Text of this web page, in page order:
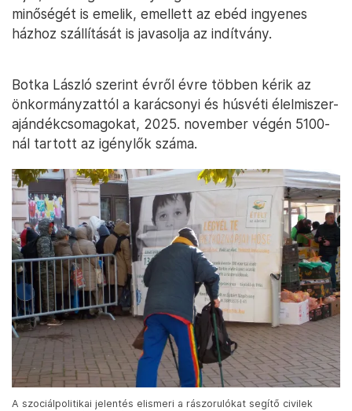
minőségét is emelik, emellett az ebéd ingyenes
házhoz szállítását is javasolja az indítvány.
Botka László szerint évről évre többen kérik az
önkormányzattól a karácsonyi és húsvéti élelmiszer-
ajándékcsomagokat, 2025. november végén 5100-
nál tartott az igénylők száma.
A szociálpolitikai jelentés elismeri a rászorulókat segítő civilek